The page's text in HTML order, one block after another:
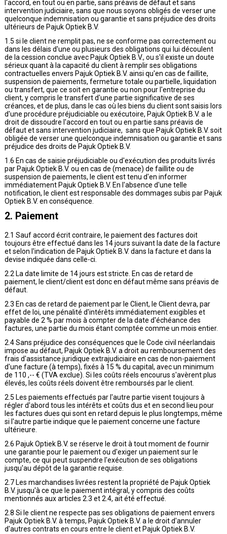
l'accord, en tout ou en partie, sans préavis de défaut et sans
intervention judiciaire, sans que nous soyons obligés de verser une
quelconque indemnisation ou garantie et sans préjudice des droits
ultérieurs de Pajuk Optiek B.V.
1.5 si le client ne remplit pas, ne se conforme pas correctement ou
dans les délais d'une ou plusieurs des obligations qui lui découlent
de la cession conclue avec Pajuk Optiek B.V., ou s'il existe un doute
sérieux quant à la capacité du client à remplir ses obligations
contractuelles envers Pajuk Optiek B.V. ainsi qu'en cas de faillite,
suspension de paiements, fermeture totale ou partielle, liquidation
ou transfert, que ce soit en garantie ou non pour l'entreprise du
client, y compris le transfert d'une partie significative de ses
créances, et de plus, dans le cas où les biens du client sont saisis lors
d'une procédure préjudiciable ou exécutoire, Pajuk Optiek B.V. a le
droit de dissoudre l'accord en tout ou en partie sans préavis de
défaut et sans intervention judiciaire, sans que Pajuk Optiek B.V. soit
obligée de verser une quelconque indemnisation ou garantie et sans
préjudice des droits de Pajuk Optiek B.V.
1.6 En cas de saisie préjudiciable ou d'exécution des produits livrés
par Pajuk Optiek B.V. ou en cas de (menace) de faillite ou de
suspension de paiements, le client est tenu d'en informer
immédiatement Pajuk Optiek B.V. En l'absence d'une telle
notification, le client est responsable des dommages subis par Pajuk
Optiek B.V. en conséquence.
2. Paiement
2.1 Sauf accord écrit contraire, le paiement des factures doit
toujours être effectué dans les 14 jours suivant la date de la facture
et selon l'indication de Pajuk Optiek B.V. dans la facture et dans la
devise indiquée dans celle-ci.
2.2 La date limite de 14 jours est stricte. En cas de retard de
paiement, le client/client est donc en défaut même sans préavis de
défaut.
2.3 En cas de retard de paiement par le Client, le Client devra, par
effet de loi, une pénalité d'intérêts immédiatement exigibles et
payable de 2 % par mois à compter de la date d'échéance des
factures, une partie du mois étant comptée comme un mois entier.
2.4 Sans préjudice des conséquences que le Code civil néerlandais
impose au défaut, Pajuk Optiek B.V. a droit au remboursement des
frais d'assistance juridique extrajudiciaire en cas de non-paiement
d'une facture (à temps), fixés à 15 % du capital, avec un minimum
de 110 ,-- € (TVA exclue). Si les coûts réels encourus s'avèrent plus
élevés, les coûts réels doivent être remboursés par le client.
2.5 Les paiements effectués par l'autre partie visent toujours à
régler d'abord tous les intérêts et coûts dus et en second lieu pour
les factures dues qui sont en retard depuis le plus longtemps, même
si l'autre partie indique que le paiement concerne une facture
ultérieure.
2.6 Pajuk Optiek B.V. se réserve le droit à tout moment de fournir
une garantie pour le paiement ou d'exiger un paiement sur le
compte, ce qui peut suspendre l'exécution de ses obligations
jusqu'au dépôt de la garantie requise.
2.7 Les marchandises livrées restent la propriété de Pajuk Optiek
B.V. jusqu'à ce que le paiement intégral, y compris des coûts
mentionnés aux articles 2.3 et 2.4, ait été effectué.
2.8 Si le client ne respecte pas ses obligations de paiement envers
Pajuk Optiek B.V. à temps, Pajuk Optiek B.V. a le droit d'annuler
d'autres contrats en cours entre le client et Pajuk Optiek B.V.